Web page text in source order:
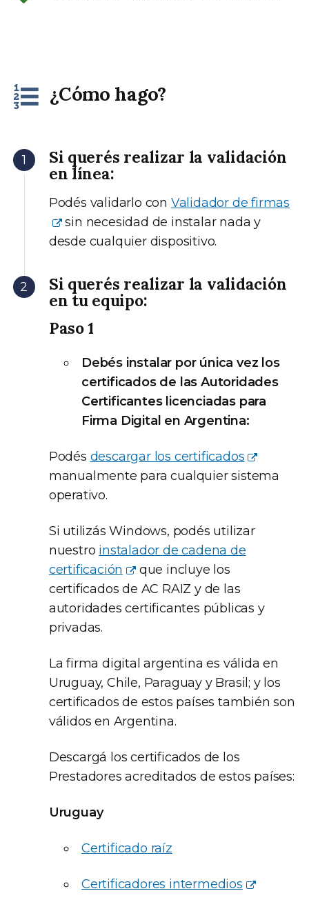
¿Cómo hago?
Si querés realizar la validación
en línea:
Podés validarlo con Validador de firmas
sin necesidad de instalar nada y
desde cualquier dispositivo.
Si querés realizar la validación
en tu equipo:
Paso 1
Debés instalar por única vez los
certificados de las Autoridades
Certificantes licenciadas para
Firma Digital en Argentina:
Podés descargar los certificados
manualmente para cualquier sistema
operativo.
Si utilizás Windows, podés utilizar
nuestro instalador de cadena de
certificación
que incluye los
certificados de AC RAIZ y de las
autoridades certificantes públicas y
privadas.
La firma digital argentina es válida en
Uruguay, Chile, Paraguay y Brasil; y los
certificados de estos países también son
válidos en Argentina.
Descargá los certificados de los
Prestadores acreditados de estos países:
Uruguay
Certificado raíz
Certificadores intermedios